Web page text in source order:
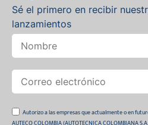
Sé el primero en recibir
lanzamientos
Autorizo a las empresas que actualmente o en